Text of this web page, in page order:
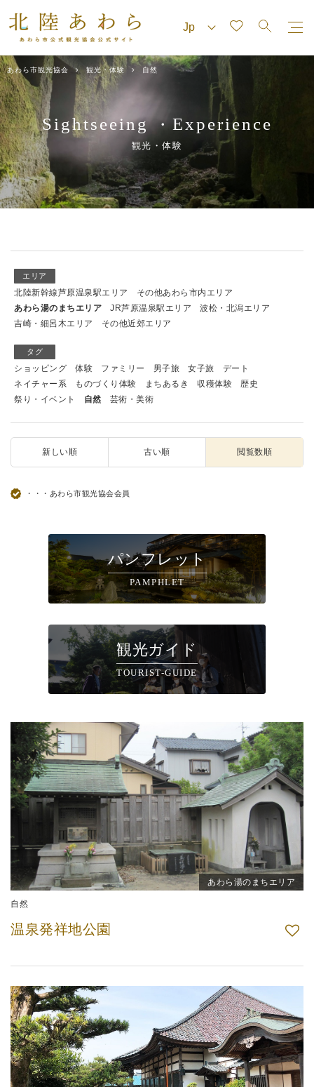
あわら市観光協会 観光・体験 自然
Sightseeing・ Experience
観光・体験
エリア
北陸新幹線芦原温泉駅エリア
その他あわら市内エリア
あわら湯のまちエリア
JR芦原温泉駅エリア
波松・北潟エリア
吉崎・細呂木エリア
その他近郊エリア
タグ
ショッピング 体験 ファミリー 男子旅 女子旅
デート
ネイチャー系
ものづくり体験 まちあるき 収穫体験
歴史
祭り・イベント
自然 芸術・美術
新しい順 古い順 閲覧数順
・・・あわら市観光協会会員
パンフレット
PAMPHLET
観光ガイド
TOURIST-GUIDE
あわら湯のまちエリア
自然
温泉発祥地公園